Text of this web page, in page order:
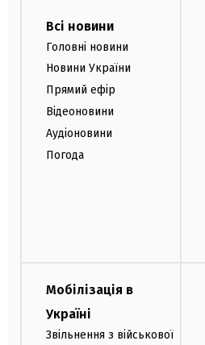
Всі новини
Головні новини
Новини України
Прямий ефір
Відеоновини
Аудіоновини
Погода
Мобілізація в
Україні
Звільнення з військової